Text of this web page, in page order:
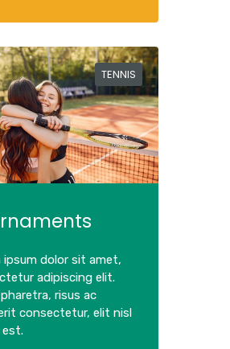
TENNIS
ipsum dolor sit amet,
adipiscing elit.
risus ac
consectetur, elit nisl